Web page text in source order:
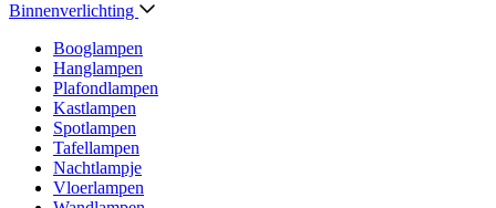
Binnenverlichting
Booglampen
Hanglampen
Plafondlampen
Kastlampen
Spotlampen
Tafellampen
Nachtlampje
Vloerlampen